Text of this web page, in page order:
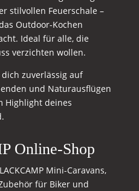
stilvollen Feuerschale –
Outdoor-Kochen
Ideal für alle, die
verzichten wollen.
zuverlässig auf
und Naturausflügen
Highlight deines
Online-Shop
Mini-Caravans,
für Biker und